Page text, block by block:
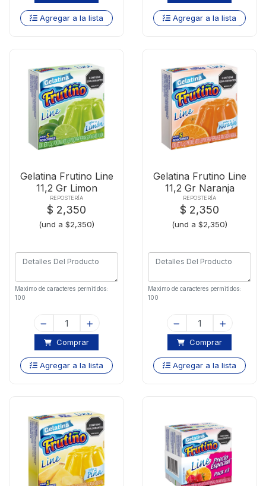
Agregar a la lista Agregar a la lista
Gelatina Frutino Line
11,2 Gr Limon
REPOSTERÍA
$ 2,350
(und a $2,350)
Maximo de caracteres permitidos:
100
Comprar
Agregar a la lista
Gelatina Frutino Line
11,2 Gr Naranja
REPOSTERÍA
$ 2,350
(und a $2,350)
Maximo de caracteres permitidos:
100
Comprar
Agregar a la lista